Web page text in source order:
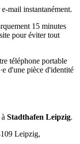
mail instantanément.
15 minutes
pour éviter tout
téléphone portable
d'une pièce d'identité
Stadthafen Leipzig.
Leipzig,